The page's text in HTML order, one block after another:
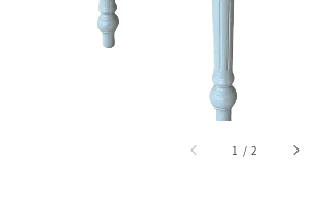
1 /2